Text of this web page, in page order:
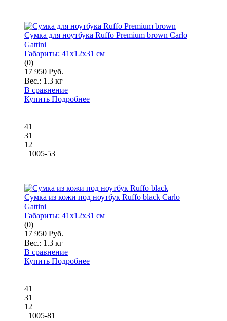
Сумка для ноутбука Ruffo Premium brown Carlo
Gattini
Габариты: 41x12x31 см
(0)
17 950 Руб.
Вес.: 1.3 кг
В сравнение
Купить Подробнее
41
31
12
1005-53
Сумка из кожи под ноутбук Ruffo black Carlo
Gattini
Габариты: 41x12x31 см
(0)
17 950 Руб.
Вес.: 1.3 кг
В сравнение
Купить Подробнее
41
31
12
1005-81